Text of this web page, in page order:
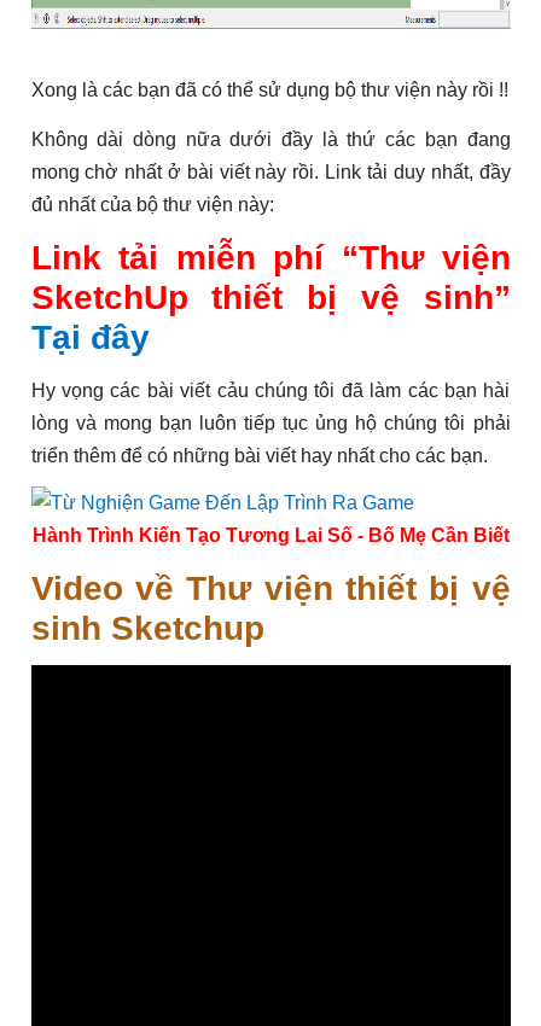
Xong là các bạn đã có thể sử dụng bộ thư viện này rồi !!
Không dài dòng nữa dưới đầy là thứ các bạn đang
mong chờ nhất ở bài viết này rồi. Link tải duy nhất, đầy
đủ nhất của bộ thư viện này:
Link tải miễn phí “Thư viện
SketchUp thiết bị vệ sinh”
Tại đây
Hy vọng các bài viết cảu chúng tôi đã làm các bạn hài
lòng và mong bạn luôn tiếp tục ủng hộ chúng tôi phải
triển thêm để có những bài viết hay nhất cho các bạn.
Hành Trình Kiến Tạo Tương Lai Số - Bố Mẹ Cần Biết
Video về Thư viện thiết bị vệ
sinh Sketchup